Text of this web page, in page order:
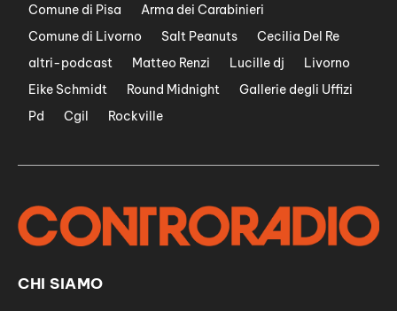
Comune di Pisa
Arma dei Carabinieri
Comune di Livorno
Salt Peanuts
Cecilia Del Re
altri-podcast
Matteo Renzi Lucille dj
Livorno
Eike Schmidt
Round Midnight
Gallerie degli Uffizi
Pd
Cgil Rockville
CHI SIAMO